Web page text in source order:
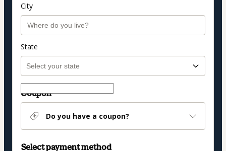
City
State
Coupon
Do you have a coupon?
Select payment method